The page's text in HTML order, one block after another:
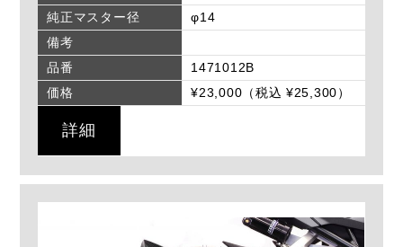
純正マスター径
φ14
備考
品番
1471012B
価格
¥23,000（税込 ¥25,300）
詳細